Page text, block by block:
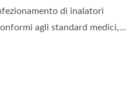
di inalatori
agli standard medici,...